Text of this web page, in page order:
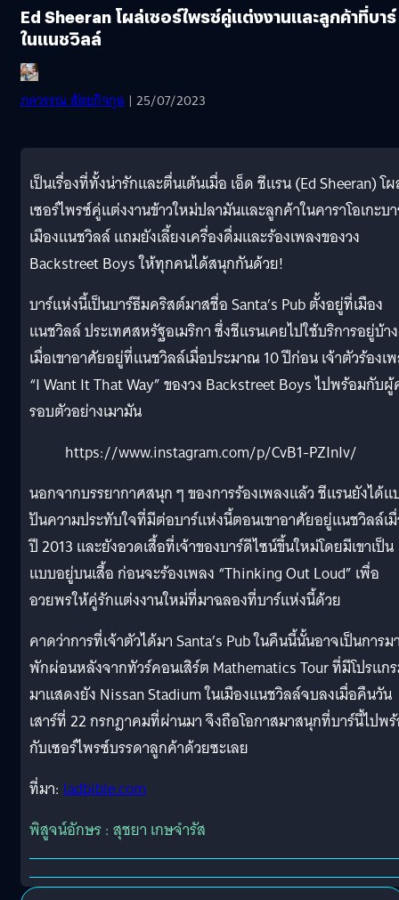
Ed Sheeran โผล่เซอร์ไพรซ์คู่แต่งงานและลูกค้าที่บาร์
ในแนชวิลล์
ภควรรณ สัตยกิจกุล | 25/07/2023
เป็นเรื่องที่ทั้งน่ารักและตื่นเต้นเมื่อ เอ็ด ชีแรน (Ed Sheeran) โ
เซอร์ไพรซ์คู่แต่งงานข้าวใหม่ปลามันและลูกค้าในคาราโอเกะบ
เมืองแนชวิลล์ แถมยังเลี้ยงเครื่องดื่มและร้องเพลงของวง
Backstreet Boys ให้ทุกคนได้สนุกกันด้วย!
บาร์แห่งนี้เป็นบาร์ธีมคริสต์มาสชื่อ Santa’s Pub ตั้งอยู่ที่เมือง
แนชวิลล์ ประเทศสหรัฐอเมริกา ซึ่งชีแรนเคยไปใช้บริการอยู่บ้าง
เมื่อเขาอาศัยอยู่ที่แนชวิลล์เมื่อประมาณ 10 ปีก่อน เจ้าตัวร้องเ
“I Want It That Way” ของวง Backstreet Boys ไปพร้อมกับ
รอบตัวอย่างเมามัน
https://www.instagram.com/p/CvB1-PZInIv/
นอกจากบรรยากาศสนุก ๆ ของการร้องเพลงแล้ว ชีแรนยังได้แ
ปันความประทับใจที่มีต่อบาร์แห่งนี้ตอนเขาอาศัยอยู่แนชวิลล์เ
ปี 2013 และยังอวดเสื้อที่เจ้าของบาร์ดีไซน์ขึ้นใหม่โดยมีเขาเป็น
แบบอยู่บนเสื้อ ก่อนจะร้องเพลง “Thinking Out Loud” เพื่อ
อวยพรให้คู่รักแต่งงานใหม่ที่มาฉลองที่บาร์แห่งนี้ด้วย
คาดว่าการที่เจ้าตัวได้มา Santa’s Pub ในคืนนี้นั้นอาจเป็นการม
พักผ่อนหลังจากทัวร์คอนเสิร์ต Mathematics Tour ที่มีโปรแก
มาแสดงยัง Nissan Stadium ในเมืองแนชวิลล์จบลงเมื่อคืนวัน
เสาร์ที่ 22 กรกฎาคมที่ผ่านมา จึงถือโอกาสมาสนุกที่บาร์นี้ไปพ
กับเซอร์ไพรซ์บรรดาลูกค้าด้วยซะเลย
ที่มา: ladbible.com
พิสูจน์อักษร : สุชยา เกษจำรัส